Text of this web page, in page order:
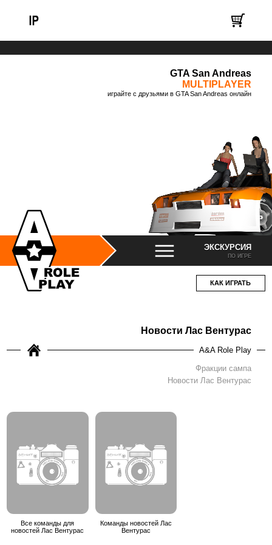
GTA San Andreas
MULTIPLAYER
играйте с друзьями в GTA San Andreas онлайн
ЭКСКУРСИЯ
ПО ИГРЕ
КАК ИГРАТЬ
Новости Лас Вентурас
A&A Role Play
Фракции сампа
Новости Лас Вентурас
Все команды для
новостей Лас Вентурас
Команды новостей Лас
Вентурас